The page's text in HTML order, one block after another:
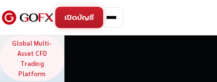
เปิดบัญชี
GoFX — Global Multi-
Global Multi-
Asset CFD
Trading
Platform